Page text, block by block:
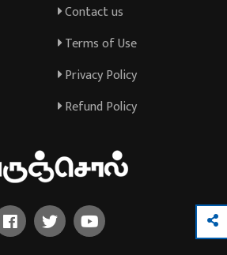
Contact us
Terms of Use
Privacy Policy
Refund Policy